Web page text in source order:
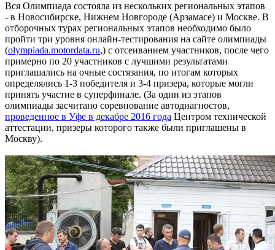
Вся Олимпиада состояла из нескольких региональных этапов
- в Новосибирске, Нижнем Новгороде (Арзамасе) и Москве. В
отборочных турах региональных этапов необходимо было
пройти три уровня онлайн-тестирования на сайте олимпиады
(olympiada.motordata.ru,) с отсеиванием участников, после чего
примерно по 20 участников с лучшими результатами
приглашались на очные состязания, по итогам которых
определялись 1-3 победителя и 3-4 призера, которые могли
принять участие в суперфинале. (За один из этапов
олимпиады засчитано соревнование автодиагностов,
проведенное в Уфе в декабре 2016 года Центром технической
аттестации, призеры которого также были приглашены в
Москву).